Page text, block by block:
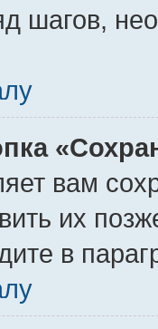
шагов,
вам
их
в